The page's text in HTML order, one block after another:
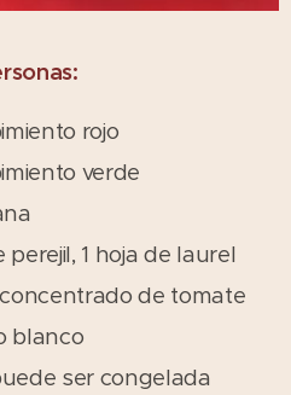
rojo
verde
perejil, 1 hoja de laurel
de tomate
blanco
ser congelada